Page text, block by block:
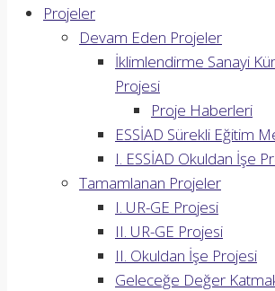
Projeler
Devam Eden Projeler
İklimlendirme Sanayi
Projesi
Proje Haberleri
ESSİAD Sürekli Eğitim
I. ESSİAD Okuldan İşe
Tamamlanan Projeler
I. UR-GE Projesi
II. UR-GE Projesi
II. Okuldan İşe Projesi
Geleceğe Değer